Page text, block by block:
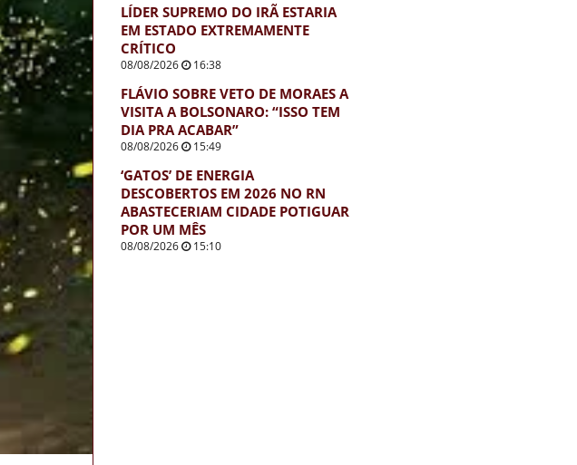
LÍDER SUPREMO DO IRÃ ESTARIA
EM ESTADO EXTREMAMENTE
CRÍTICO
08/08/2026 16:38
FLÁVIO SOBRE VETO DE MORAES A
VISITA A BOLSONARO: “ISSO TEM
DIA PRA ACABAR”
08/08/2026 15:49
‘GATOS’ DE ENERGIA
DESCOBERTOS EM 2026 NO RN
ABASTECERIAM CIDADE POTIGUAR
POR UM MÊS
08/08/2026 15:10